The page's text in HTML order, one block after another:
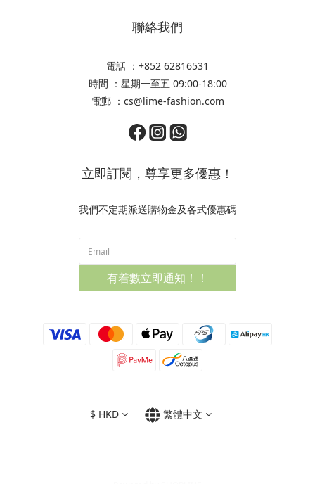
聯絡我們
電話 ：+852 62816531
時間 ：星期一至五 09:00-18:00
電郵 ：cs@lime-fashion.com
立即訂閱，尊享更多優惠！
我們不定期派送購物金及各式優惠碼
有着數立即通知！！
$ HKD 繁體中文